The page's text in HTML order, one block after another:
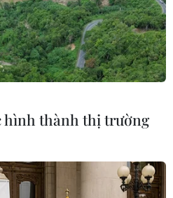
giai đoạn tới, khi các
làm thay đổi cấu trúc
ty, trong đó tỷ lệ lao động
trong khi lực lượng ở
cấp được cho là sẽ suy
hình thành thị trường